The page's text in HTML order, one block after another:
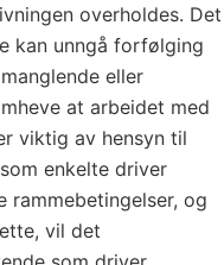
overholdes. Det
kan unngå forfølging
eller
at arbeidet med
viktig av hensyn til
enkelte driver
og
vil det